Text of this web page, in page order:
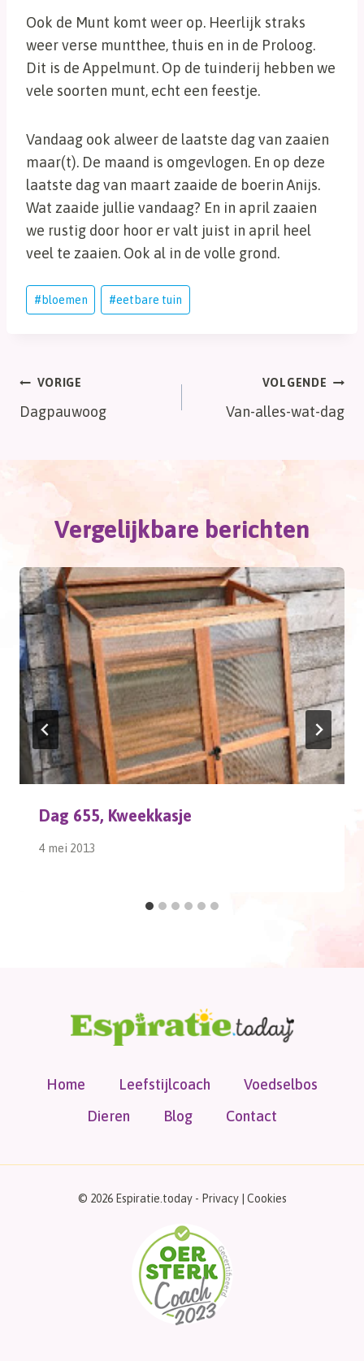
Ook de Munt komt weer op. Heerlijk straks
weer verse muntthee, thuis en in de Proloog.
Dit is de Appelmunt. Op de tuinderij hebben we
vele soorten munt, echt een feestje.
Vandaag ook alweer de laatste dag van zaaien
maar(t). De maand is omgevlogen. En op deze
laatste dag van maart zaaide de boerin Anijs.
Wat zaaide jullie vandaag? En in april zaaien
we rustig door hoor er valt juist in april heel
veel te zaaien. Ook al in de volle grond.
Bericht
tags:
#bloemen #eetbare tuin
Bericht
navigatie
VORIGE
Dagpauwoog
VOLGENDE
Van-alles-wat-dag
Vergelijkbare berichten
Dag 655, Kweekkasje
4 mei 2013
Home Leefstijlcoach
Voedselbos
Dieren
Blog Contact
© 2026 Espiratie.today - Privacy| Cookies